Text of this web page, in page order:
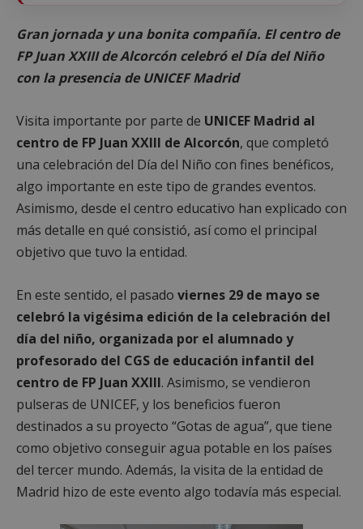
Gran jornada y una bonita compañía. El centro de
FP Juan XXIII de Alcorcón celebró el Día del Niño
con la presencia de UNICEF Madrid
Visita importante por parte de UNICEF Madrid al
centro de FP Juan XXIII de Alcorcón, que completó
una celebración del Día del Niño con fines benéficos,
algo importante en este tipo de grandes eventos.
Asimismo, desde el centro educativo han explicado con
más detalle en qué consistió, así como el principal
objetivo que tuvo la entidad.
En este sentido, el pasado viernes 29 de mayo se
celebró la vigésima edición de la celebración del
día del niño, organizada por el alumnado y
profesorado del CGS de educación infantil del
centro de FP Juan XXIII. Asimismo, se vendieron
pulseras de UNICEF, y los beneficios fueron
destinados a su proyecto “Gotas de agua”, que tiene
como objetivo conseguir agua potable en los países
del tercer mundo. Además, la visita de la entidad de
Madrid hizo de este evento algo todavía más especial.